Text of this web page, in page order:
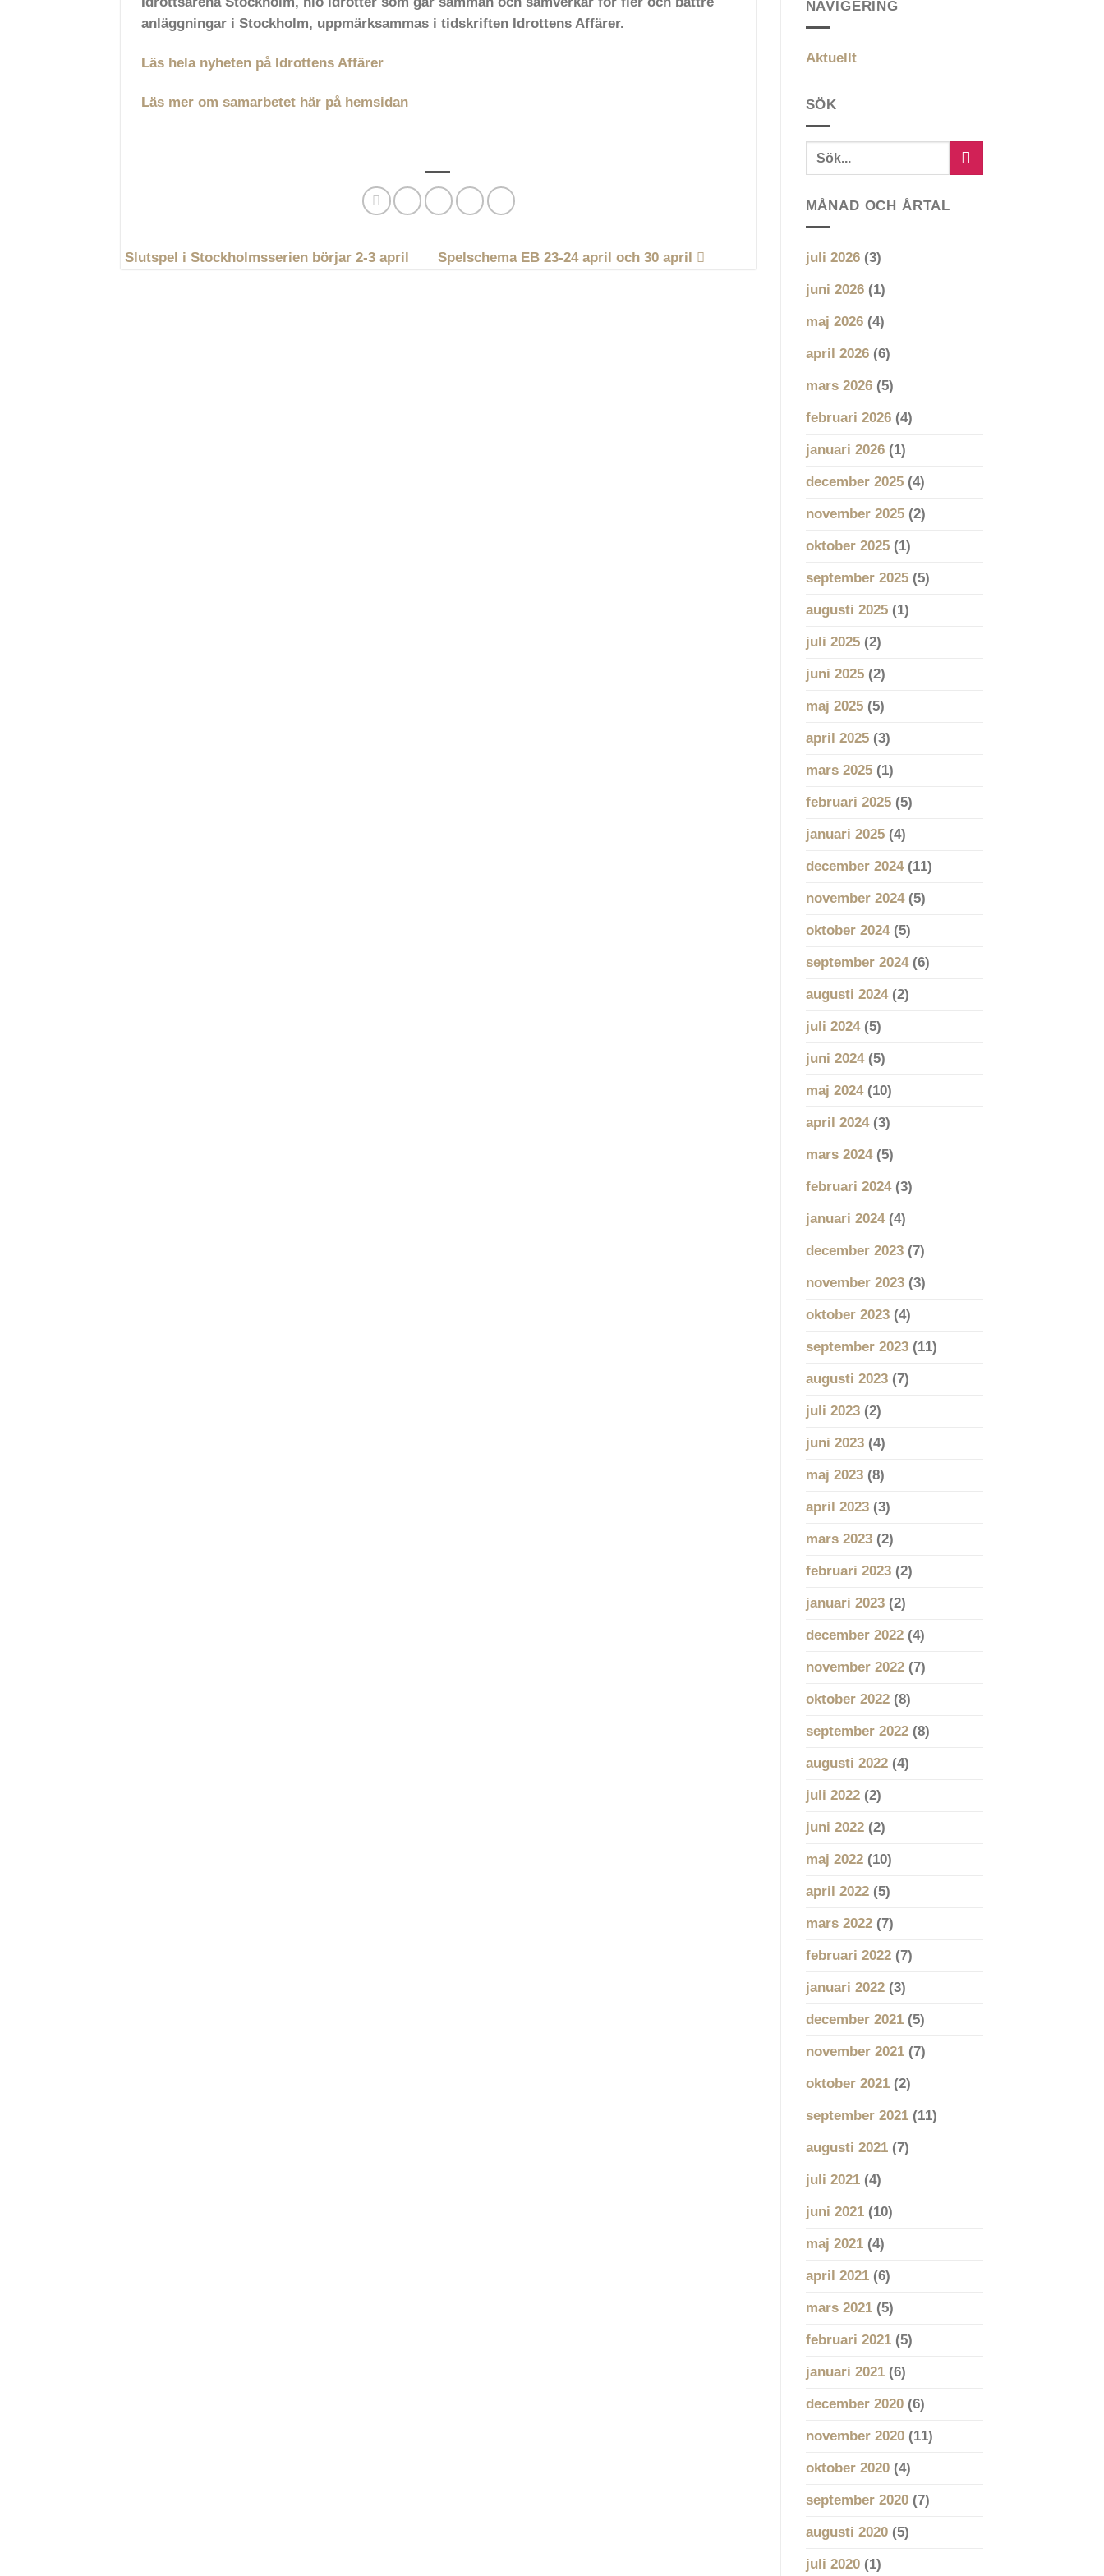
anläggningar i Stockholm, uppmärksammas i tidskriften Idrottens Affärer.
Läs hela nyheten på Idrottens Affärer
Läs mer om samarbetet här på hemsidan
Slutspel i Stockholmsserien börjar 2-3 april Spelschema EB 23-24 april och 30 april
NAVIGERING
Aktuellt
SÖK
MÅNAD OCH ÅRTAL
juli 2026(3)
juni 2026(1)
maj 2026(4)
april 2026(6)
mars 2026(5)
februari 2026(4)
januari 2026(1)
december 2025(4)
november 2025(2)
oktober 2025(1)
september 2025(5)
augusti 2025(1)
juli 2025(2)
juni 2025(2)
maj 2025(5)
april 2025(3)
mars 2025(1)
februari 2025(5)
januari 2025(4)
december 2024(11)
november 2024(5)
oktober 2024(5)
september 2024(6)
augusti 2024(2)
juli 2024(5)
juni 2024(5)
maj 2024(10)
april 2024(3)
mars 2024(5)
februari 2024(3)
januari 2024(4)
december 2023(7)
november 2023(3)
oktober 2023(4)
september 2023(11)
augusti 2023(7)
juli 2023(2)
juni 2023(4)
maj 2023(8)
april 2023(3)
mars 2023(2)
februari 2023(2)
januari 2023(2)
december 2022(4)
november 2022(7)
oktober 2022(8)
september 2022(8)
augusti 2022(4)
juli 2022(2)
juni 2022(2)
maj 2022(10)
april 2022(5)
mars 2022(7)
februari 2022(7)
januari 2022(3)
december 2021(5)
november 2021(7)
oktober 2021(2)
september 2021(11)
augusti 2021(7)
juli 2021(4)
juni 2021(10)
maj 2021(4)
april 2021(6)
mars 2021(5)
februari 2021(5)
januari 2021(6)
december 2020(6)
november 2020(11)
oktober 2020(4)
september 2020(7)
augusti 2020(5)
juli 2020(1)